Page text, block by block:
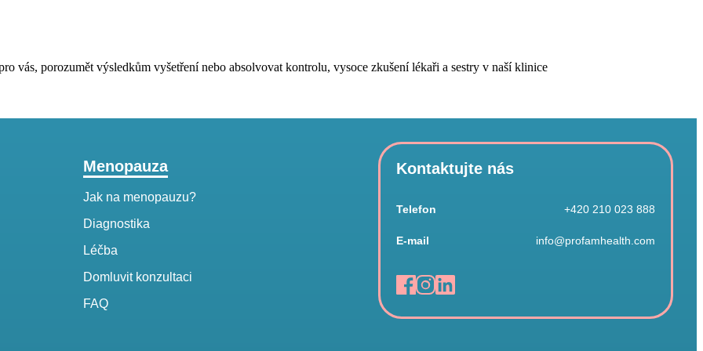
vás, porozumět výsledkům vyšetření nebo absolvovat kontrolu, vysoce zkušení lékaři a sestry v naší klinice
Menopauza
Jak na menopauzu?
Diagnostika
Léčba
Domluvit konzultaci
FAQ
Kontaktujte nás
Telefon +420 210 023 888
E-mail info@profamhealth.com